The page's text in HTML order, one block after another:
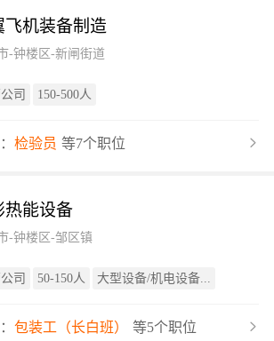
飞机装备制造
-钟楼区-新闸街道
司 150-500人
检验员 等7个职位
热能设备
-钟楼区-邹区镇
司 50-150人 大型设备/机电设备...
包装工（长白班） 等5个职位